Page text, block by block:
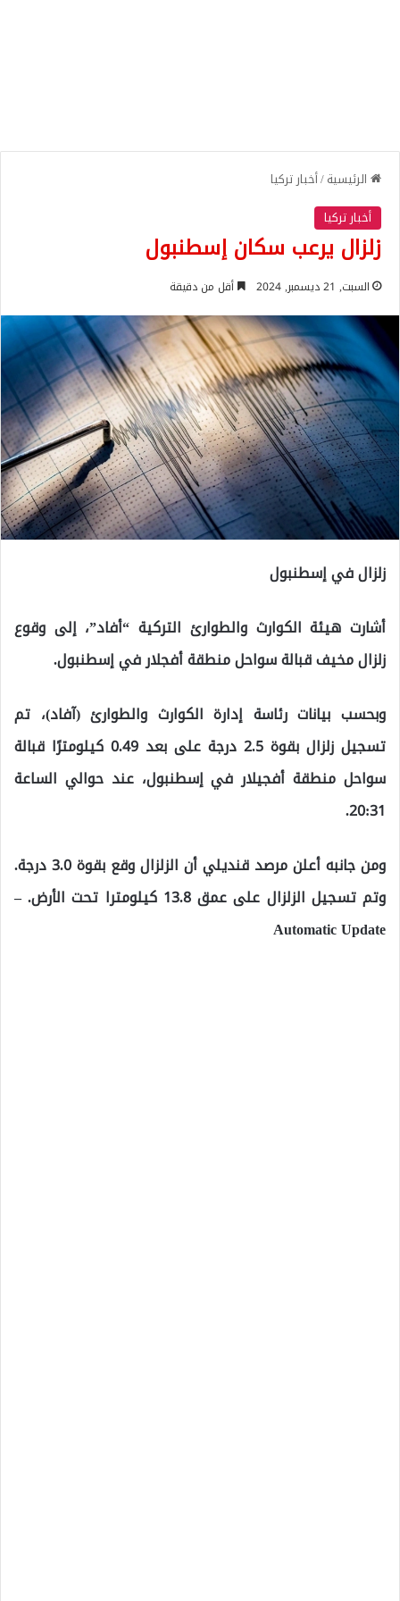
الرئيسية/أخبار تركيا
أخبار تركيا
زلزال يرعب سكان إسطنبول
السبت, 21 ديسمبر, 2024 أقل من دقيقة
زلزال في إسطنبول
أشارت هيئة الكوارث والطوارئ التركية “أفاد”، إلى وقوع
زلزال مخيف قبالة سواحل منطقة أفجلار في إسطنبول.
وبحسب بيانات رئاسة إدارة الكوارث والطوارئ (آفاد)، تم
تسجيل زلزال بقوة 2.5 درجة على بعد 0.49 كيلومترًا قبالة
سواحل منطقة أفجيلار في إسطنبول، عند حوالي الساعة
20:31.
ومن جانبه أعلن مرصد قنديلي أن الزلزال وقع بقوة 3.0 درجة.
وتم تسجيل الزلزال على عمق 13.8 كيلومترا تحت الأرض. –
Automatic Update